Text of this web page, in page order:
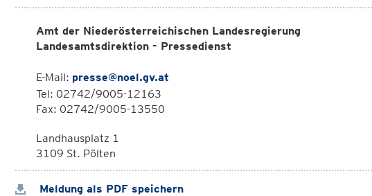
Amt der Niederösterreichischen Landesregierung
Landesamtsdirektion - Pressedienst
E-Mail: presse@noel.gv.at
Tel: 02742/9005-12163
Fax: 02742/9005-13550
Landhausplatz 1
3109 St. Pölten
Meldung als PDF speichern